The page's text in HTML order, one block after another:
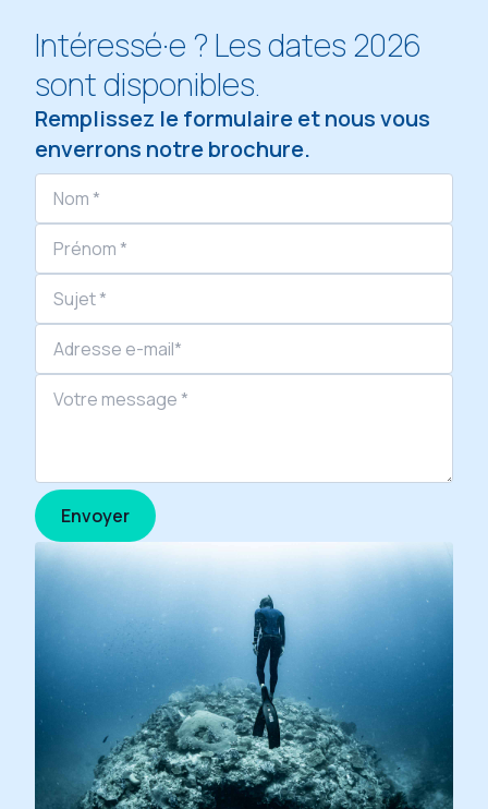
Intéressé·e ? Les dates 2026
sont disponibles.
Remplissez le formulaire et nous vous
enverrons notre brochure.
Veuillez laisser ce champ vide.